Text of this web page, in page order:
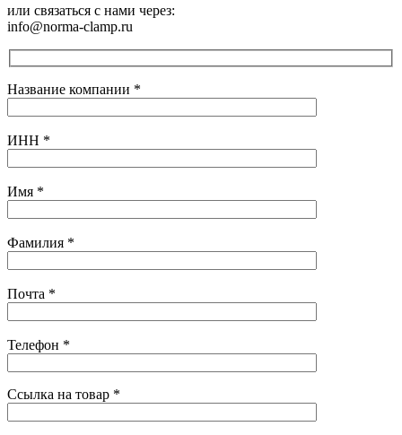
или связаться с нами через:
info@norma-clamp.ru
Название компании *
ИНН *
Имя *
Фамилия *
Почта *
Телефон *
Ссылка на товар *